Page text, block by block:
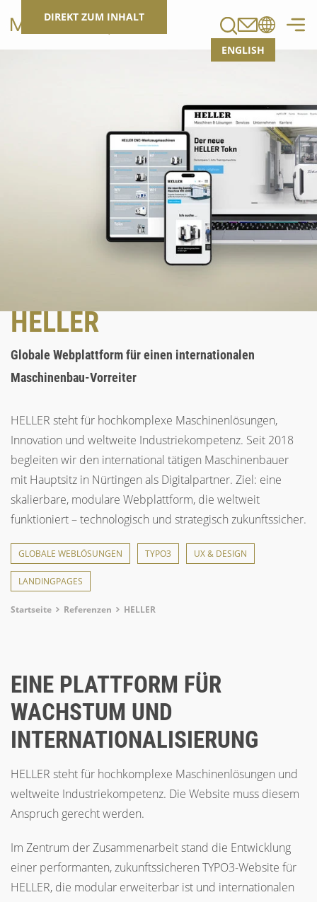
DIREKT ZUM INHALT
ENGLISH
HELLER
Globale Webplattform für einen internationalen
Maschinenbau-Vorreiter
HELLER steht für hochkomplexe Maschinenlösungen,
Innovation und weltweite Industriekompetenz. Seit 2018
begleiten wir den international tätigen Maschinenbauer
mit Hauptsitz in Nürtingen als Digitalpartner. Ziel: eine
skalierbare, modulare Webplattform, die weltweit
funktioniert – technologisch und strategisch zukunftssicher.
GLOBALE WEBLÖSUNGEN TYPO3 UX & DESIGN
LANDINGPAGES
Breadcrumb
Startseite Referenzen HELLER
EINE PLATTFORM FÜR
WACHSTUM UND
INTERNATIONALISIERUNG
HELLER steht für hochkomplexe Maschinenlösungen und
weltweite Industriekompetenz. Die Website muss diesem
Anspruch gerecht werden.
Im Zentrum der Zusammenarbeit stand die Entwicklung
einer performanten, zukunftssicheren TYPO3-Website für
HELLER, die modular erweiterbar ist und internationalen